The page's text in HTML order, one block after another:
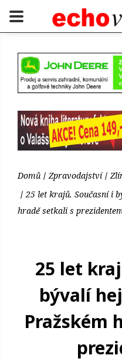
Domů Zpravodajství
25 let krajů. Současní i
hradě setkali s
25 let
bývalí
Pražském